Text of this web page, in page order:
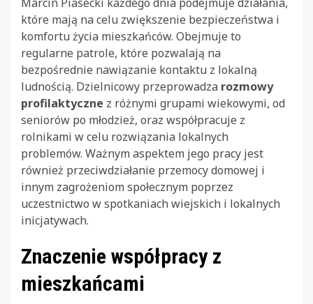
które mają na celu zwiększenie bezpieczeństwa i
komfortu życia mieszkańców. Obejmuje to
regularne patrole, które pozwalają na
bezpośrednie nawiązanie kontaktu z lokalną
ludnością. Dzielnicowy przeprowadza rozmowy
profilaktyczne z różnymi grupami wiekowymi, od
seniorów po młodzież, oraz współpracuje z
rolnikami w celu rozwiązania lokalnych
problemów. Ważnym aspektem jego pracy jest
również przeciwdziałanie przemocy domowej i
innym zagrożeniom społecznym poprzez
uczestnictwo w spotkaniach wiejskich i lokalnych
inicjatywach.
Znaczenie współpracy z
mieszkańcami